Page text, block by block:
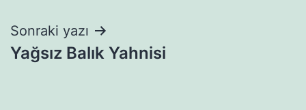
Sonraki yazı
Yağsız Balık Yahnisi